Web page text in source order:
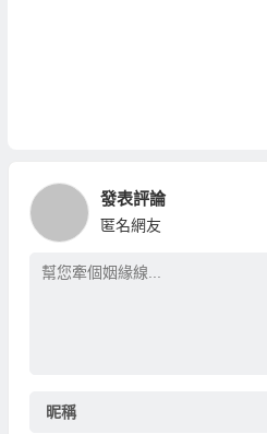
發表評論
匿名網友
昵稱